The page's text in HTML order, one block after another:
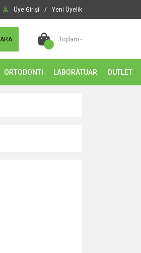
Üye Girişi / Yeni Üyelik
ARA Toplam -
ORTODONTİ LABORATUAR OUTLET